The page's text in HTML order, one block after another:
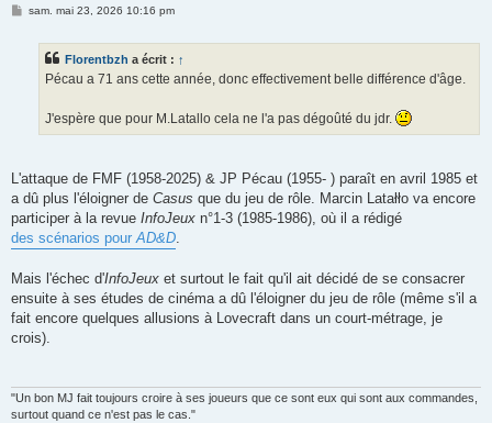
Msam. mai 23, 2026 10:16 pm
Florentbzh a écrit : ↑
Pécau a 71 ans cette année, donc effectivement belle différence d'âge.
J'espère que pour M.Latallo cela ne l'a pas dégoûté du jdr.
L'attaque de FMF (1958-2025) & JP Pécau (1955- ) paraît en avril 1985 et
a dû plus l'éloigner de Casus que du jeu de rôle. Marcin Latałło va encore
participer à la revue InfoJeux n°1-3 (1985-1986), où il a rédigé
des scénarios pour AD&D
Mais l'échec d'InfoJeux et surtout le fait qu'il ait décidé de se consacrer
ensuite à ses études de cinéma a dû l'éloigner du jeu de rôle (même s'il a
fait encore quelques allusions à Lovecraft dans un court-métrage, je
crois).
"Un bon MJ fait toujours croire à ses joueurs que ce sont eux qui sont aux commandes,
surtout quand ce n'est pas le cas."